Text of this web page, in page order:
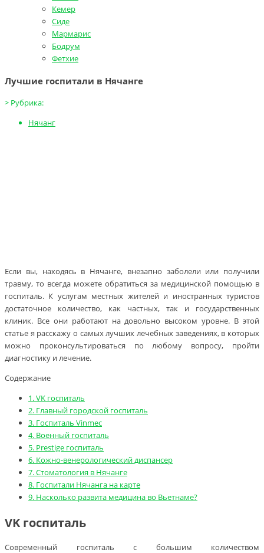
Кемер
Сиде
Мармарис
Бодрум
Фетхие
Лучшие госпитали в Нячанге
> Рубрика:
Нячанг
Если вы, находясь в Нячанге, внезапно заболели или получили
травму, то всегда можете обратиться за медицинской помощью в
госпиталь. К услугам местных жителей и иностранных туристов
достаточное количество, как частных, так и государственных
клиник. Все они работают на довольно высоком уровне. В этой
статье я расскажу о самых лучших лечебных заведениях, в которых
можно проконсультироваться по любому вопросу, пройти
диагностику и лечение.
Содержание
1.VK госпиталь
2. Главный городской госпиталь
3. Госпиталь Vinmec
4. Военный госпиталь
5. Prestige госпиталь
6. Кожно-венерологический диспансер
7.Стоматология в Нячанге
8. Госпитали Нячанга на карте
9. Насколько развита медицина во Вьетнаме?
VK госпиталь
Современный госпиталь с большим количеством